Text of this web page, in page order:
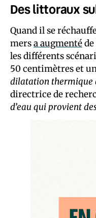
Des littoraux
Quand il se
mersa augmenté
les différents
50 centimètres et
dilatation thermique
directrice de
d’eau qui provient